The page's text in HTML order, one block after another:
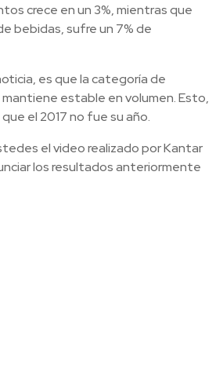
crece en un 3%, mientras que
bebidas, sufre un 7% de
es que la categoría de
estable en volumen. Esto,
el 2017 no fue su año.
el video realizado por Kantar
los resultados anteriormente